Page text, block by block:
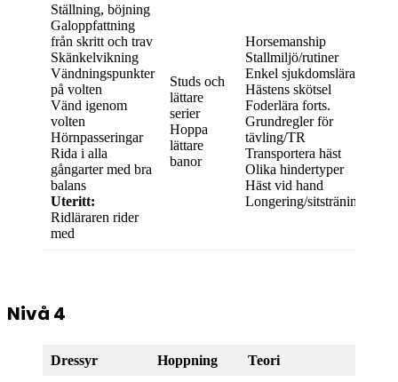
Ställning, böjning
Galoppfattning
från skritt och trav
Skänkelvikning
Vändningspunkter
på volten
Vänd igenom
volten
Hörnpasseringar
Rida i alla
gångarter med bra
balans
Uteritt:
Ridläraren rider
med
Studs och
lättare
serier
Hoppa
lättare
banor
Horsemanship
Stallmiljö/rutiner
Enkel sjukdomslära
Hästens skötsel
Foderlära forts.
Grundregler för
tävling/TR
Transportera häst
Olika hindertyper
Häst vid hand
Longering/sitsträning
Nivå 4
Dressyr Hoppning Teori